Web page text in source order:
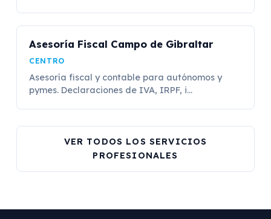
Asesoría Fiscal Campo de Gibraltar
CENTRO
Asesoría fiscal y contable para autónomos y
pymes. Declaraciones de IVA, IRPF, i...
VER TODOS LOS SERVICIOS
PROFESIONALES